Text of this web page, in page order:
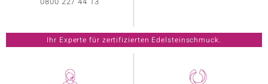
Ihr Experte für zertifizierten Edelsteinschmuck.